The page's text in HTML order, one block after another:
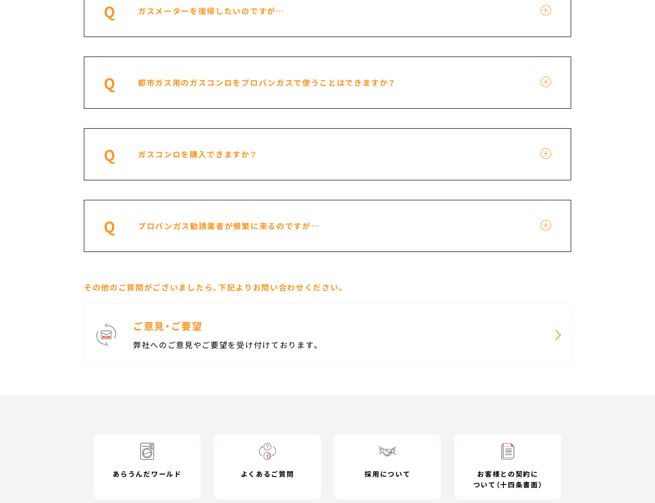
Q ガスメーターを復帰したいのですが…
Q 都市ガス用のガスコンロをプロパンガスで使うことはできますか？
Q ガスコンロを購入できますか？
Q プロパンガス勧誘業者が頻繁に来るのですが…
その他のご質問がございましたら、下記よりお問い合わせください。
ご意見・ご要望
弊社へのご意見やご要望を受け付けております。
あらうんだワールド よくあるご質問 採用について
お客様との契約に
ついて（十四条書面）